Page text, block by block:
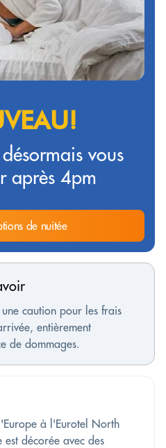
vous
après 4pm
de nuitée
caution pour les frais
entièrement
de dommages.
à l'Eurotel North
est décorée avec des